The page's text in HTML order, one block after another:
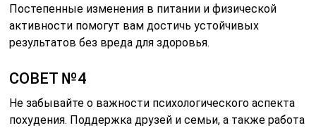
Постепенные изменения в питании и физической
активности помогут вам достичь устойчивых
результатов без вреда для здоровья.
СОВЕТ №4
Не забывайте о важности психологического аспекта
похудения. Поддержка друзей и семьи, а также работа